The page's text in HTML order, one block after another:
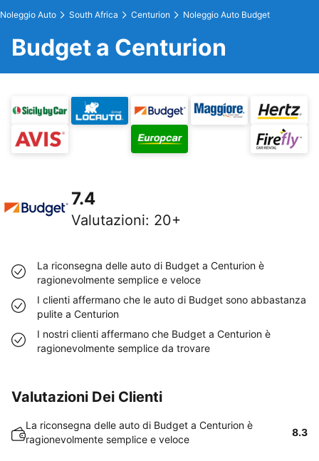
Noleggio Auto South Africa Centurion Noleggio Auto Budget
Budget a Centurion
7.4
Valutazioni: 20+
La riconsegna delle auto di Budget a Centurion è
ragionevolmente semplice e veloce
I clienti affermano che le auto di Budget sono abbastanza
pulite a Centurion
I nostri clienti affermano che Budget a Centurion è
ragionevolmente semplice da trovare
Valutazioni Dei Clienti
La riconsegna delle auto di Budget a Centurion è
ragionevolmente semplice e veloce
8.3